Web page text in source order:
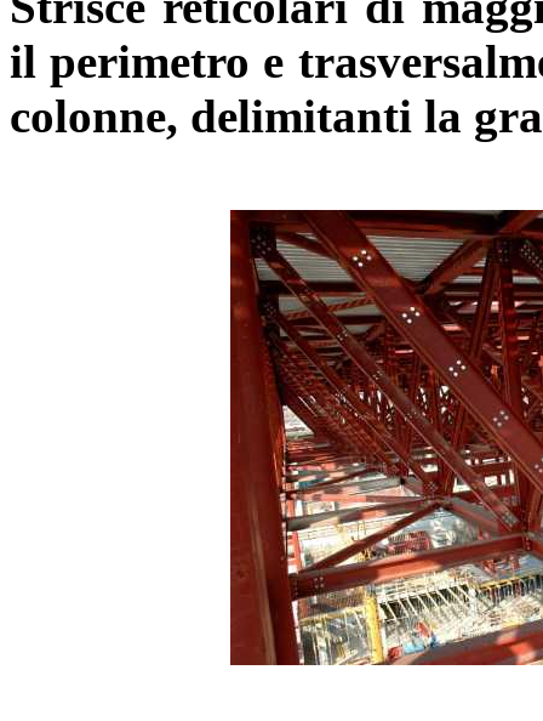
il perimetro e
colonne, delimitanti la